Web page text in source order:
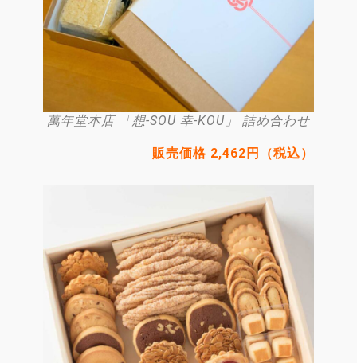
萬年堂本店 「想-SOU 幸-KOU」 詰め合わせ
販売価格 2,462円（税込）